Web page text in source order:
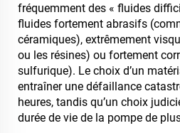
fréquemment des « fluides
fluides fortement abrasifs
céramiques), extrêmement
ou les résines) ou fortement
sulfurique). Le choix d’un
entraîner une défaillance
heures, tandis qu’un choix
durée de vie de la pompe de